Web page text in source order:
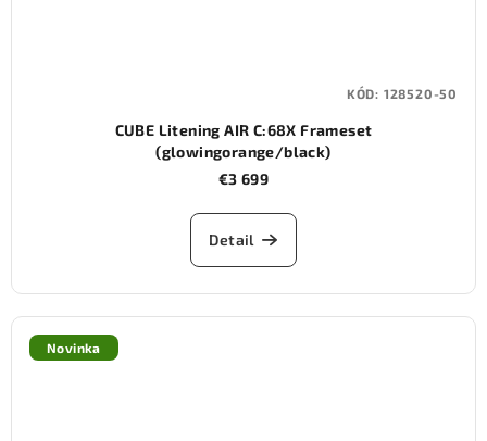
CUBE Litening AIR C:68X Frameset
(glowingorange/black)
€3 699
Detail
KÓD: 128520-50
Novinka